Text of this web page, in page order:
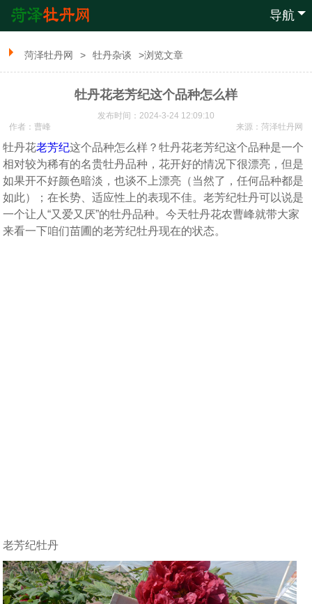
导航
菏泽牡丹网 > 牡丹杂谈 >浏览文章
牡丹花老芳纪这个品种怎么样
发布时间：2024-3-24 12:09:10
来源： 菏泽牡丹网
作者：曹峰
牡丹花老芳纪这个品种怎么样？牡丹花老芳纪这个品种是一个
相对较为稀有的名贵牡丹品种，花开好的情况下很漂亮，但是
如果开不好颜色暗淡，也谈不上漂亮（当然了，任何品种都是
如此）；在长势、适应性上的表现不佳。老芳纪牡丹可以说是
一个让人“又爱又厌”的牡丹品种。今天牡丹花农曹峰就带大家
来看一下咱们苗圃的老芳纪牡丹现在的状态。
老芳纪牡丹